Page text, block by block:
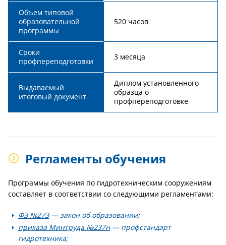
Объем типовой
образовательной
программы
520 часов
Сроки
профпереподготовки
3 месяца
Выдаваемый
итоговый документ
Диплом установленного
образца о
профпереподготовке
Регламенты обучения
Программы обучения по гидротехническим сооружениям
составляет в соответствии со следующими регламентами:
ФЗ №273— закон об образовании;
приказа Минтруда №237н— профстандарт
гидротехника;